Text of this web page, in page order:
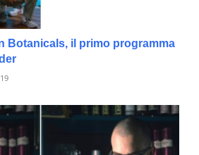
Botanicals, il primo programma